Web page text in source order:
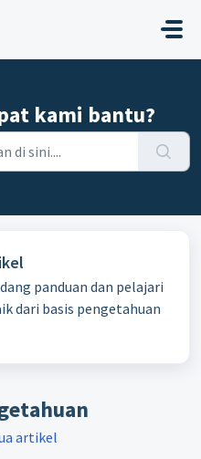
kami bantu?
panduan dan pelajari
dari basis pengetahuan
artikel